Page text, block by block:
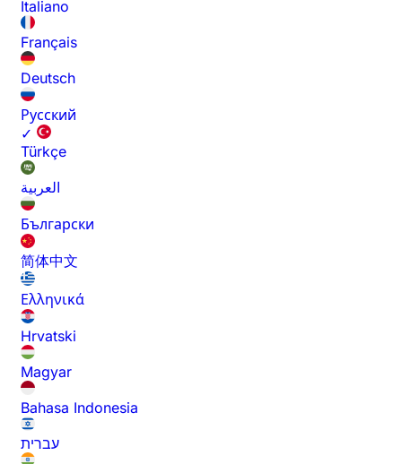
Italiano
Français
Deutsch
Русский
✓
Türkçe
العربية
Български
简体中文
Ελληνικά
Hrvatski
Magyar
Bahasa Indonesia
עברית